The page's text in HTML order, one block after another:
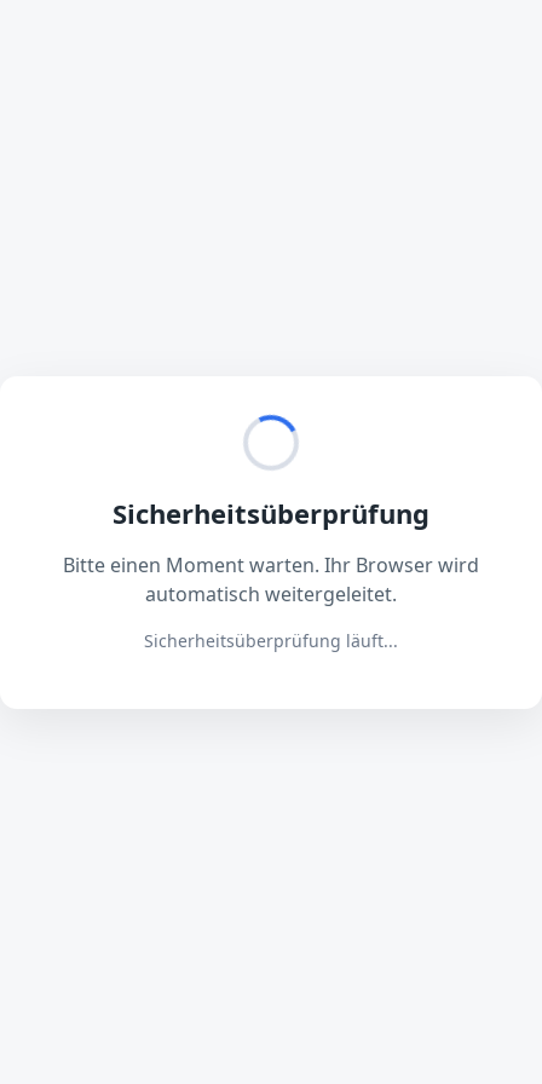
Sicherheitsüberprüfung
Bitte einen Moment warten. Ihr Browser wird
automatisch weitergeleitet.
Sicherheitsüberprüfung läuft...